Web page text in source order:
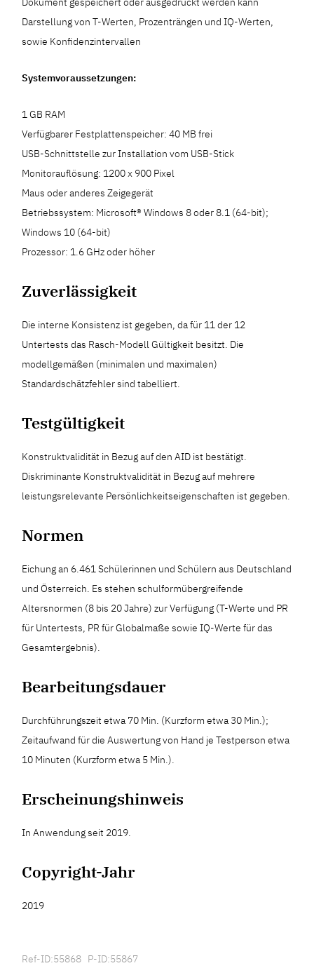
Darstellung von T-Werten, Prozenträngen und IQ-Werten,
sowie Konfidenzintervallen
Systemvoraussetzungen:
1 GB RAM
Verfügbarer Festplattenspeicher: 40 MB frei
USB-Schnittstelle zur Installation vom USB-Stick
Monitorauflösung: 1200 x 900 Pixel
Maus oder anderes Zeigegerät
Betriebssystem: Microsoft® Windows 8 oder 8.1 (64-bit);
Windows 10 (64-bit)
Prozessor: 1.6 GHz oder höher
Zuverlässigkeit
Die interne Konsistenz ist gegeben, da für 11 der 12
Untertests das Rasch-Modell Gültigkeit besitzt. Die
modellgemäßen (minimalen und maximalen)
Standardschätzfehler sind tabelliert.
Testgültigkeit
Konstruktvalidität in Bezug auf den AID ist bestätigt.
Diskriminante Konstruktvalidität in Bezug auf mehrere
leistungsrelevante Persönlichkeitseigenschaften ist gegeben.
Normen
Eichung an 6.461 Schülerinnen und Schülern aus Deutschland
und Österreich. Es stehen schulformübergreifende
Altersnormen (8 bis 20 Jahre) zur Verfügung (T-Werte und PR
für Untertests, PR für Globalmaße sowie IQ-Werte für das
Gesamtergebnis).
Bearbeitungsdauer
Durchführungszeit etwa 70 Min. (Kurzform etwa 30 Min.);
Zeitaufwand für die Auswertung von Hand je Testperson etwa
10 Minuten (Kurzform etwa 5 Min.).
Erscheinungshinweis
In Anwendung seit 2019.
Copyright-Jahr
2019
Ref-ID:55868 P-ID:55867